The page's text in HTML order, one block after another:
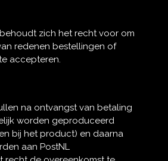
zich het recht voor om
redenen bestellingen of
accepteren.
na ontvangst van betaling
worden geproduceerd
bij het product) en daarna
aan PostNL